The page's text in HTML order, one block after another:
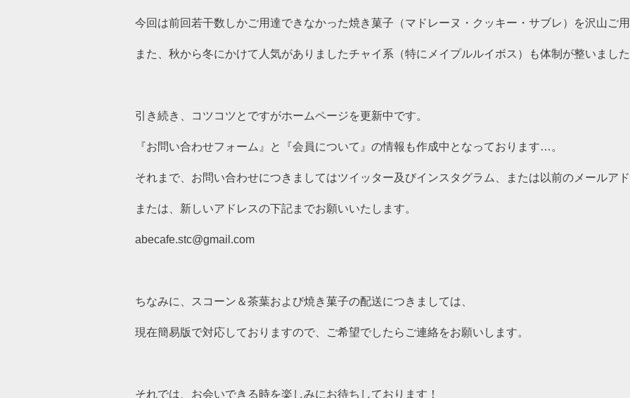
今回は前回若干数しかご用達できなかった焼き菓子（マドレーヌ・クッキー・サブレ）を沢山ご
また、秋から冬にかけて人気がありましたチャイ系（特にメイプルルイボス）も体制が整いまし
引き続き、コツコツとですがホームページを更新中です。
『お問い合わせフォーム』と『会員について』の情報も作成中となっております…。
それまで、お問い合わせにつきましてはツイッター及びインスタグラム、または以前のメールア
または、新しいアドレスの下記までお願いいたします。
abecafe.stc@gmail.com
ちなみに、スコーン＆茶葉および焼き菓子の配送につきましては、
現在簡易版で対応しておりますので、ご希望でしたらご連絡をお願いします。
それでは、お会いできる時を楽しみにお待ちしております！